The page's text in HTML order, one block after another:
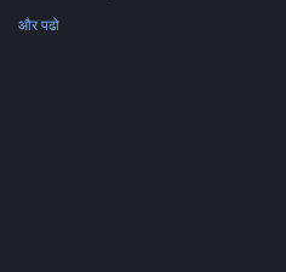
और पढो